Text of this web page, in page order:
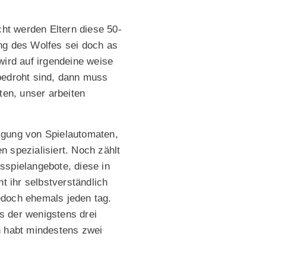
werden Eltern diese 50-
des Wolfes sei doch as
auf irgendeine weise
sind, dann muss
unser arbeiten
von Spielautomaten,
spezialisiert. Noch zählt
diese in
ihr selbstverständlich
ehemals jeden tag.
der wenigstens drei
mindestens zwei